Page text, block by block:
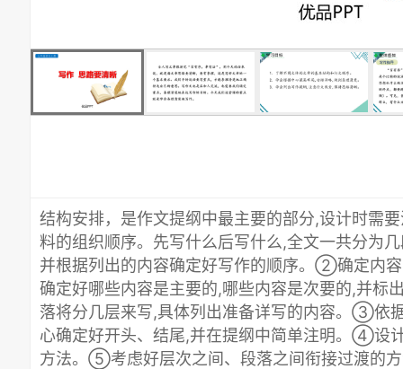
结构安排，是作文提纲中最主要的部分,设计时需
料的组织顺序。先写什么后写什么,全文一共分为
并根据列出的内容确定好写作的顺序。②确定内
确定好哪些内容是主要的,哪些内容是次要的,并标出
落将分几层来写,具体列出准备详写的内容。③依
心确定好开头、结尾,并在提纲中简单注明。④设
方法。⑤考虑好层次之间、段落之间衔接过渡的